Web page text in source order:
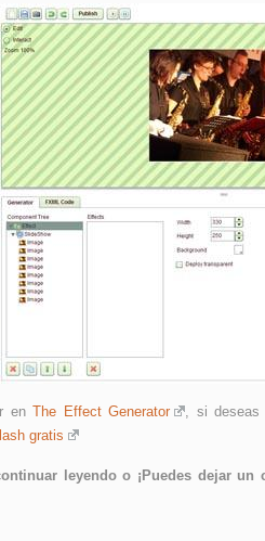
enThe Effect Generator
, si deseas
gratis
leyendo o ¡Puedes dejar un